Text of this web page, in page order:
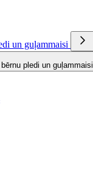
un guļammaisi
pledi un guļammaisi